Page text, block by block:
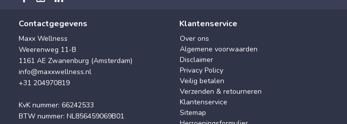
Contactgegevens
Maxx Wellness
Weerenweg 11-B
1161 AE Zwanenburg (Amsterdam)
info@maxxwellness.nl
+31 204970819
KvK nummer: 66242533
BTW nummer: NL856459069B01
Klantenservice
Over ons
Algemene voorwaarden
Disclaimer
Privacy Policy
Veilig betalen
Verzenden & retourneren
Klantenservice
Sitemap